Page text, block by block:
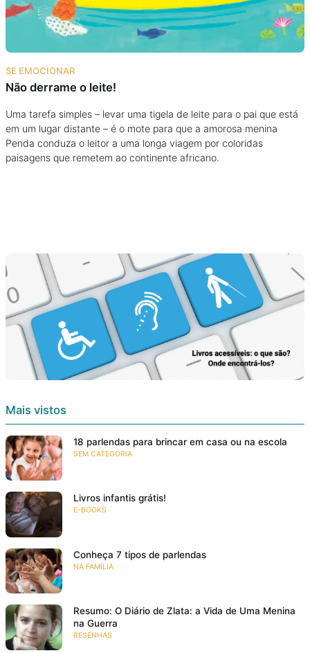
SE EMOCIONAR
Não derrame o leite!
Uma tarefa simples – levar uma tigela de leite para o pai que está
em um lugar distante – é o mote para que a amorosa menina
Penda conduza o leitor a uma longa viagem por coloridas
paisagens que remetem ao continente africano.
Mais vistos
18 parlendas para brincar em casa ou na escola
SEM CATEGORIA
Livros infantis grátis!
E-BOOKS
Conheça 7 tipos de parlendas
NA FAMÍLIA
Resumo: O Diário de Zlata: a Vida de Uma Menina
na Guerra
RESENHAS